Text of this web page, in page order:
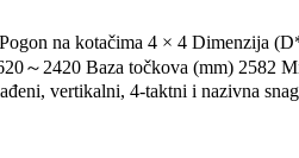
na kotačima 4 × 4 Dimenzija
～2420 Baza točkova (mm) 2582
vertikalni, 4-taktni i nazivna